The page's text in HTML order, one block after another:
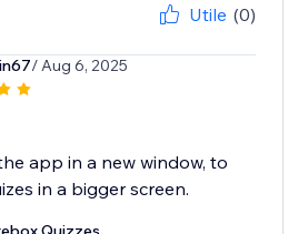
Utile (0)
/ Aug 6, 2025
app in a new window, to
in a bigger screen.